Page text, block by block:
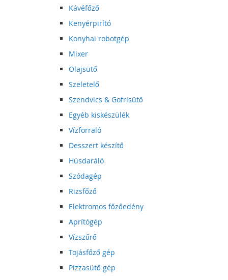
Kávéfőző
Kenyérpirító
Konyhai robotgép
Mixer
Olajsütő
Szeletelő
Szendvics & Gofrisütő
Egyéb kiskészülék
Vízforraló
Desszert készítő
Húsdaráló
Szódagép
Rizsfőző
Elektromos főzőedény
Aprítógép
Vízszűrő
Tojásfőző gép
Pizzasütő gép